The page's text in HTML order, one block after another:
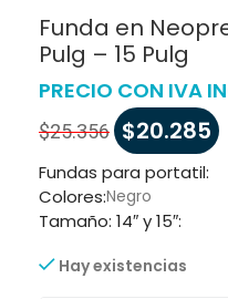
Funda en
Pulg – 15 Pulg
PRECIO CON IVA
$25.356 $20.285
Fundas para portatil:
Colores:Negro
Tamaño: 14″ y 15″:
Hay existencias